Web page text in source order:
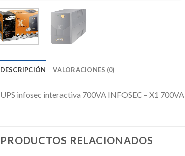
DESCRIPCIÓN VALORACIONES (0)
UPS infosec interactiva 700VA INFOSEC – X1 700VA
PRODUCTOS RELACIONADOS